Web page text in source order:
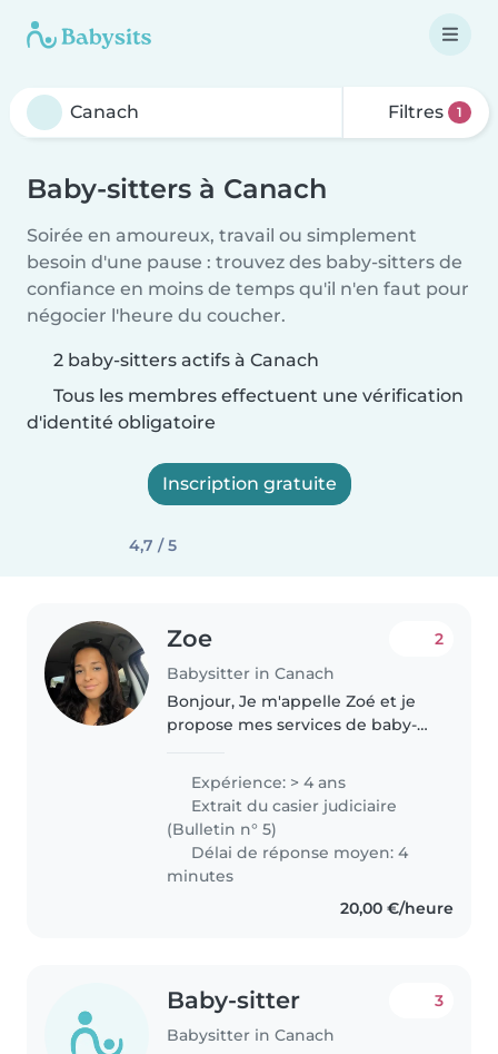
Filtres 1
Baby-sitters à Canach
Soirée en amoureux, travail ou simplement
besoin d'une pause : trouvez des baby-sitters de
confiance en moins de temps qu'il n'en faut pour
négocier l'heure du coucher.
2 baby-sitters actifs à Canach
Tous les membres effectuent une vérification
d'identité obligatoire
Inscription gratuite
4,7 / 5
Zoe
Babysitter in Canach
2
Bonjour, Je m'appelle Zoé et je
propose mes services de baby-
alentours. Sérieuse, responsable
et passionnée par le contact
avec les enfants, je suis en..
Expérience: > 4 ans
Extrait du casier judiciaire
(Bulletin n° 5)
Délai de réponse moyen: 4
minutes
20,00 €/heure
Baby-sitter
Babysitter in Canach
3